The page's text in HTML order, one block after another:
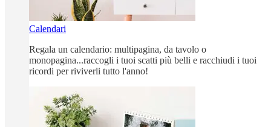
Calendari
Regala un calendario: multipagina, da tavolo o
monopagina...raccogli i tuoi scatti più belli e racchiudi i tuoi
ricordi per riviverli tutto l'anno!